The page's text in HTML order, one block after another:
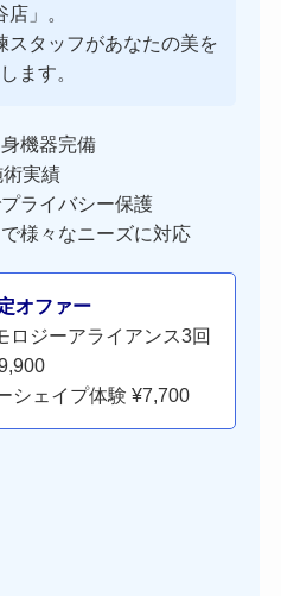
店」。
スタッフがあなたの美を
ます。
機器完備
実績
ライバシー保護
様々なニーズに対応
オファー
ロジーアライアンス3回
シェイプ体験 ¥7,700